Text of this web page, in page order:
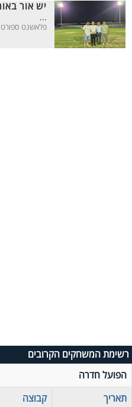
יש אור
...
פלאשנט ספורט
רשימת המשחקים הקרובים
הפועל חדרה
תאריך
קבוצה